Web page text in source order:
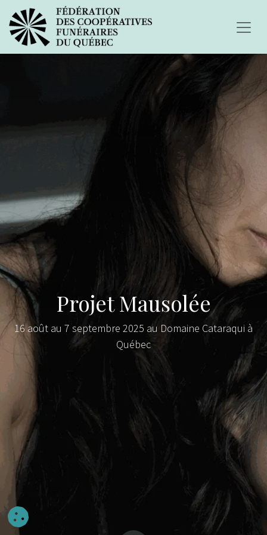
Projet Mausolée
16 août au 7 septembre 2025 au Domaine Cataraqui à
Québec